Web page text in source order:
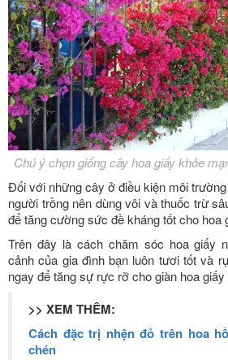
Chú ý chọn giống cây hoa giấy khỏe
Đối với những cây ở điều kiện môi
người trồng nên dùng vôi và thuốc trừ
để tăng cường sức đề kháng tốt cho hoa
Trên đây là cách chăm sóc hoa giấy
cảnh của gia đình bạn luôn tươi tốt và
ngay để tăng sự rực rỡ cho giàn hoa
>> XEM THÊM:
Cách đặc trị nhện đỏ trên hoa
chén